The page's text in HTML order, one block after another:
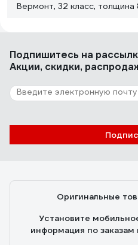
Вермонт, 32 класс, толщина
Низкая цена Влагостойкий.
Реалистичный рисунок
Отзыв о Ламинат Kronopol
Дуб Латино, 33 класс,
кв.м 126736
Подпишитесь на
Акции, скидки,
Оригинальные
Установите
информация по заказам